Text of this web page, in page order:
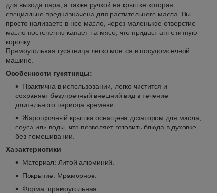
для выхода пара, а также ручкой на крышке которая
специально предназначена для растительного масла. Вы
просто наливаете в нее масло, через маленькое отверстие
масло постепенно капает на мясо, что придаст аппетитную
корочку.
Прямоугольная гусятница легко моется в посудомоечной
машине.
Особенности гусятницы:
Практична в использовании, легко чистится и
сохраняет безупречный внешний вид в течение
длительного периода времени.
Жаропрочный крышка оснащена дозатором для масла,
соуса или воды, что позволяет готовить блюда в духовке
без помешивании.
Характеристики:
Материал: Литой алюминий.
Покрытие: Мраморное.
Форма: прямоугольная.